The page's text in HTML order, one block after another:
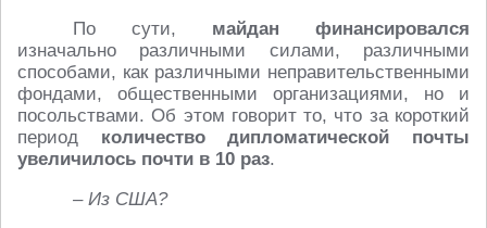
По сути, майдан финансировался
изначально различными силами, различными
способами, как различными неправительственными
фондами, общественными организациями, но и
посольствами. Об этом говорит то, что за короткий
период количество дипломатической почты
увеличилось почти в 10 раз.
– Из США?